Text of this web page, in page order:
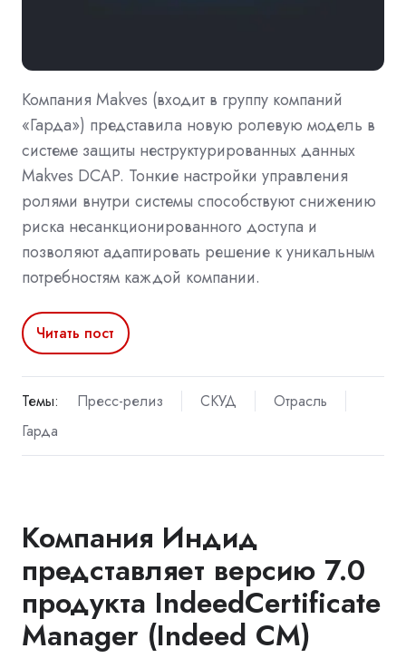
Компания Makves (входит в группу компаний
«Гарда») представила новую ролевую модель в
системе защиты неструктурированных данных
Makves DCAP. Тонкие настройки управления
ролями внутри системы способствуют снижению
риска несанкционированного доступа и
позволяют адаптировать решение к уникальным
потребностям каждой компании.
Читать пост
Темы: Пресс-релиз СКУД
Отрасль
Гарда
Компания Индид
представляет версию 7.0
продукта IndeedCertificate
Manager (Indeed CM)